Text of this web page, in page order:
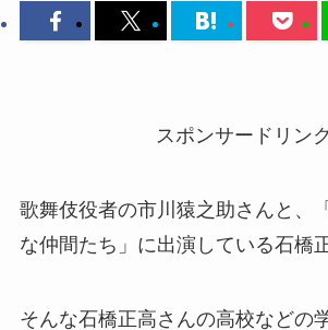
スポンサードリンク
歌舞伎役者の市川猿之助さんと、
な仲間たち」に出演している石橋
そんな石橋正高さんの高校などの